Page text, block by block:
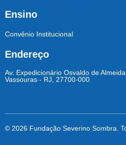
Ensino
Convênio Institucional
Endereço
Av. Expedicionário Osvaldo de
Vassouras - RJ, 27700-000
© 2026 Fundação Severino Sombra.